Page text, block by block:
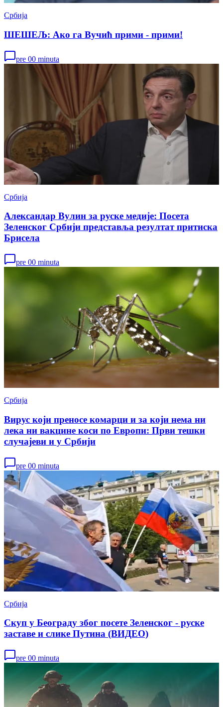
Србија
ШЕШЕЉ: Ако га Вучић прими - прими!
pre 00 minuta
Србија
Александар Вулин за руске медије: Посета
Зеленског Србији представља резултат притиска
Брисела
pre 00 minuta
Србија
Вирус који преносе комарци и за који нема ни
лека ни вакцине коси по Европи: Први тешки
случајеви и у Србији
pre 00 minuta
Србија
Скуп у Београду због посете Зеленског - руске
заставе и слике Путина (ВИДЕО)
pre 00 minuta